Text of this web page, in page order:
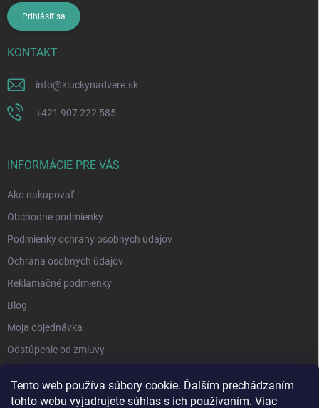
Tento web používa súbory cookie. Ďalším prechádzaním
tohto webu vyjadrujete súhlas s ich používaním. Viac
Prihlásiť sa
KONTAKT
info@kluckynadvere.sk
+421 907 222 585
INFORMÁCIE PRE VÁS
Ako nakupovať
Obchodné podmienky
Podmienky ochrany osobných údajov
Ochrana osobných údajov
Reklamačné podmienky
Blog
Moja objednávka
Odstúpenie od zmluvy